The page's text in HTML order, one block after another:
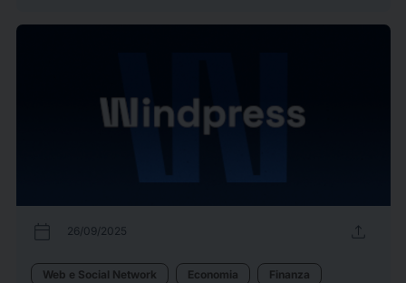
calendar_today 26/09/2025 upload
Web e Social Network Economia
Finanza